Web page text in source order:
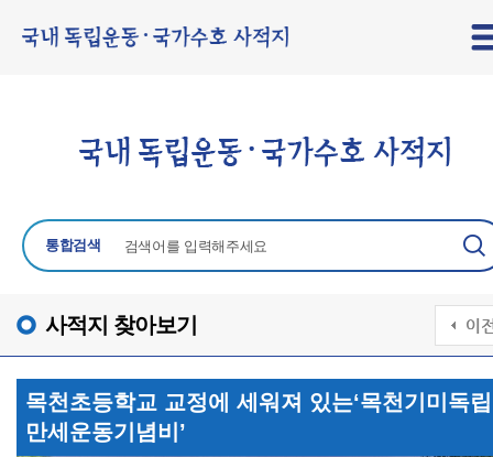
통합검색
사적지 찾아보기
목천초등학교 교정에 세워져 있는‘목천기미독립
만세운동기념비’